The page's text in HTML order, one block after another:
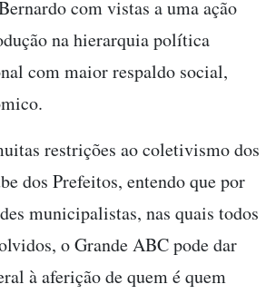
com vistas a uma ação
na hierarquia política
com maior respaldo social,
restrições ao coletivismo dos
dos Prefeitos, entendo que por
municipalistas, nas quais todos
o Grande ABC pode dar
à aferição de quem é quem